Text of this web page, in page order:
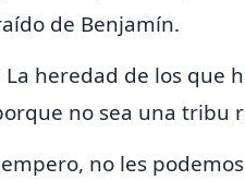
de Benjamín.
heredad de los que
no sea una tribu
no les